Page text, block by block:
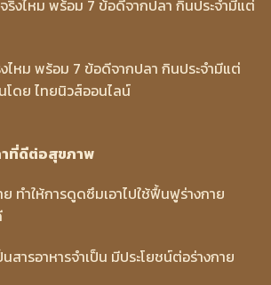
ไหม พร้อม 7 ข้อดีจากปลา กินประจำมีแต่
ดย ไทยนิวส์ออนไลน์
าที่ดีต่อสุขภาพ
ทำให้การดูดซึมเอาไปใช้ฟื้นฟูร่างกาย
สารอาหารจำเป็น มีประโยชน์ต่อร่างกาย